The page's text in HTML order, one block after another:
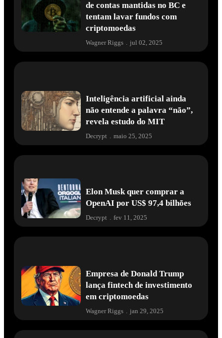
de contas mantidas no BC e
tentam lavar fundos com
criptomoedas
Wagner Riggs . jul 02, 2025
Inteligência artificial ainda
não entende a palavra “não”,
revela estudo do MIT
Decrypt maio 25, 2025
Elon Musk quer comprar a
OpenAI por US$ 97,4 bilhões
Decrypt . fev 11, 2025
Empresa de Donald Trump
lança fintech de investimento
em criptomoedas
Wagner Riggs . jan 29, 2025